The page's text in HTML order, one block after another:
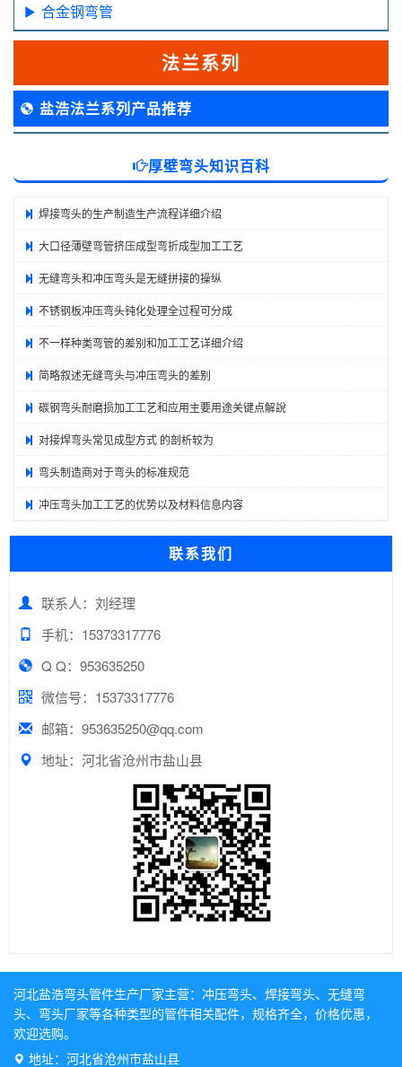
合金钢弯管
法兰系列
盐浩法兰系列产品推荐
厚壁弯头知识百科
焊接弯头的生产制造生产流程详细介绍
大口径薄壁弯管挤压成型弯折成型加工工艺
无缝弯头和冲压弯头是无缝拼接的操纵
不锈钢板冲压弯头钝化处理全过程可分成
不一样种类弯管的差别和加工工艺详细介绍
简略叙述无缝弯头与冲压弯头的差别
碳钢弯头耐磨损加工工艺和应用主要用途关键点解說
对接焊弯头常见成型方式 的剖析较为
弯头制造商对于弯头的标准规范
冲压弯头加工工艺的优势以及材料信息内容
联系我们
联系人：刘经理
手机：15373317776
Q Q：953635250
微信号：15373317776
邮箱：953635250@qq.com
地址：河北省沧州市盐山县
河北盐浩弯头管件生产厂家主营： 冲压弯头、 焊接弯头、 无缝弯
头、 弯头厂家等各种类型的管件相关配件，规格齐全，价格优惠，
欢迎选购。
地址：河北省沧州市盐山县